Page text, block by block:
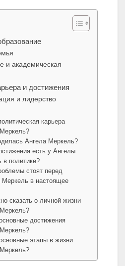
и академическая
и достижения
и лидерство
карьера
Ангела Меркель?
есть у Ангелы
в политике?
стоят перед
Меркель в настоящее
сказать о личной жизни
достижения
этапы в жизни